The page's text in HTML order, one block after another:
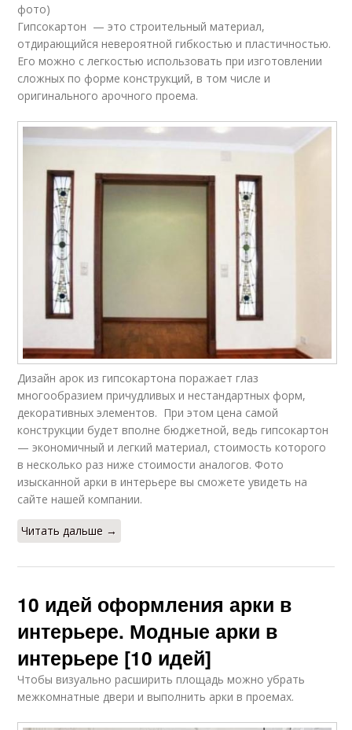
Сегментные арки
потолков
Арки в интерьере Модные арки
Полукруглые арки Овальные арки
Арки в форме Арки в квартире
Арка в доме
Трапециевидные
арки
Круглые арки Античные арки
Фигурные арки
фото)
Гипсокартон — это строительный материал,
отдирающийся невероятной гибкостью и пластичностью.
Его можно с легкостью использовать при изготовлении
сложных по форме конструкций, в том числе и
оригинального арочного проема.
Дизайн арок из гипсокартона поражает глаз
многообразием причудливых и нестандартных форм,
декоративных элементов. При этом цена самой
конструкции будет вполне бюджетной, ведь гипсокартон
— экономичный и легкий материал, стоимость которого
в несколько раз ниже стоимости аналогов. Фото
изысканной арки в интерьере вы сможете увидеть на
сайте нашей компании.
Читать дальше →
10 идей оформления арки в
интерьере. Модные арки в
интерьере [10 идей]
Чтобы визуально расширить площадь можно убрать
межкомнатные двери и выполнить арки в проемах.